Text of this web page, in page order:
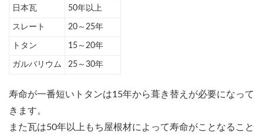
替え
き時
ート
ベス
日本瓦 50年以上
スレート 20～25年
トタン 15～20年
ガルバリウム 25～30年
寿命が一番短いトタンは15年から葺き替えが必要になって
きます。
また瓦は50年以上もち屋根材によって寿命がことなること